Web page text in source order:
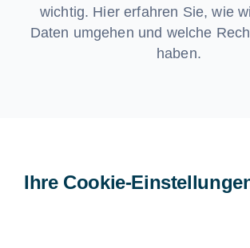
wichtig. Hier erfahren Sie, wie
Daten umgehen und welche
haben.
Ihre Cookie-